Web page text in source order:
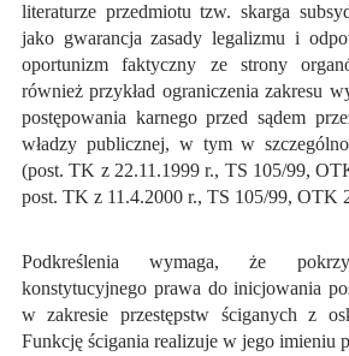
literaturze przedmiotu tzw. skarga
jako gwarancja zasady legalizmu i
oportunizm faktyczny ze strony
również przykład ograniczenia zakresu
postępowania karnego przed sądem
władzy publicznej, w tym w
(post. TK z 22.11.1999 r., TS 105/99,
post. TK z 11.4.2000 r., TS 105/99, OTK
Podkreślenia wymaga, że
konstytucyjnego prawa do inicjowania
w zakresie przestępstw ściganych z
Funkcję ścigania realizuje w jego imieniu